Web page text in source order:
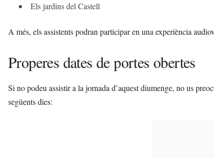
Els jardins del Castell
A més, els assistents podran participar en una experiència
Properes dates de portes obertes
Si no podeu assistir a la jornada d’aquest diumenge, no us
següents dies: